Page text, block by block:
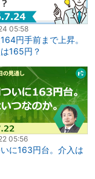
05:58
円手前まで上昇。
165円？
05:56
いに163円台。介入は